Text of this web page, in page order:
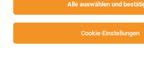
Alle auswählen und
Cookie-Einstellungen